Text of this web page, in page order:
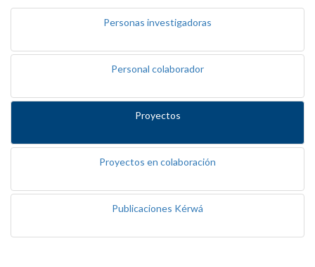
Personas investigadoras
Personal colaborador
Proyectos
Proyectos en colaboración
Publicaciones Kérwá